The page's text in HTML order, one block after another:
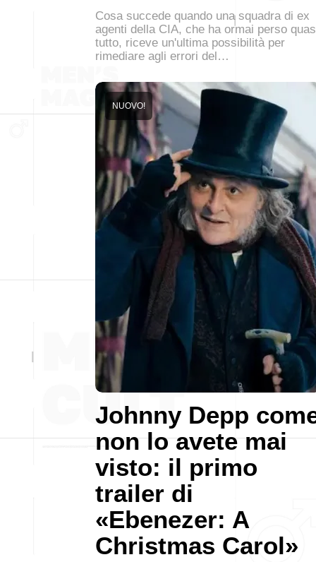
Cosa succede quando una squadra di ex
agenti della CIA, che ha ormai perso
tutto, riceve un'ultima possibilità per
rimediare agli errori del…
Johnny Depp
non lo avete mai
visto: il primo
trailer di
«Ebenezer: A
Christmas Carol»
NUOVO!